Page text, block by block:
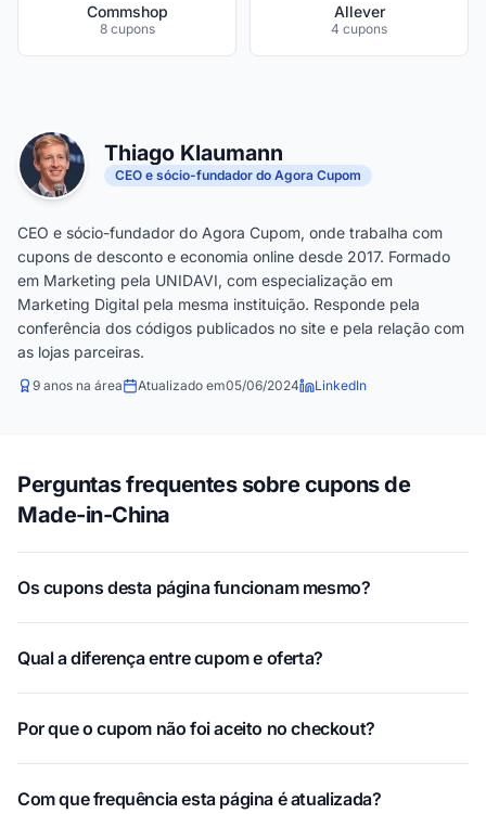
Commshop
8 cupons
Allever
4 cupons
Thiago Klaumann
CEO e sócio-fundador do Agora Cupom
CEO e sócio-fundador do Agora Cupom, onde trabalha com
cupons de desconto e economia online desde 2017. Formado
em Marketing pela UNIDAVI, com especialização em
Marketing Digital pela mesma instituição. Responde pela
conferência dos códigos publicados no site e pela relação com
as lojas parceiras.
9 anos na área Atualizado em05/06/2024 LinkedIn
Perguntas frequentes sobre cupons de
Made-in-China
Os cupons desta página funcionam mesmo?
Qual a diferença entre cupom e oferta?
Por que o cupom não foi aceito no checkout?
Com que frequência esta página é atualizada?